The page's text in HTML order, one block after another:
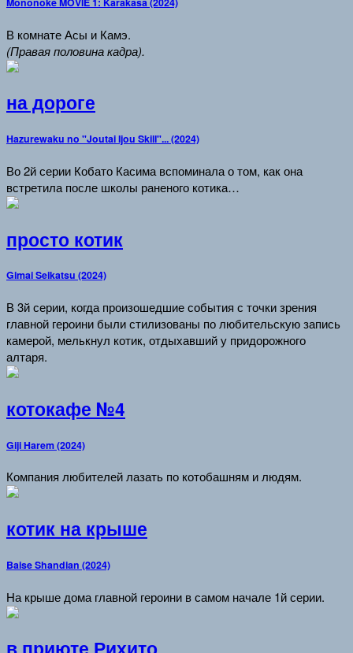
В комнате Асы и Камэ.
(Правая половина кадра).
на дороге
Hazurewaku no "Joutai Ijou Skill"... (2024)
Во 2й серии Кобато Касима вспоминала о том, как она
встретила после школы раненого котика…
просто котик
Gimai Seikatsu (2024)
В 3й серии, когда произошедшие события с точки зрения
главной героини были стилизованы по любительскую запись
камерой, мелькнул котик, отдыхавший у придорожного
алтаря.
котокафе №4
Giji Harem (2024)
Компания любителей лазать по котобашням и людям.
котик на крыше
Baise Shandian (2024)
На крыше дома главной героини в самом начале 1й серии.